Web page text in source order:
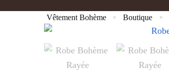
Vêtement Bohème » Boutique »